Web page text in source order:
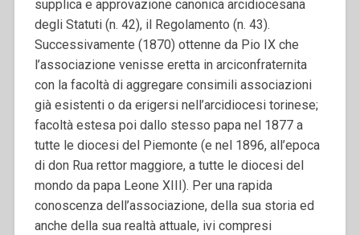
supplica e approvazione canonica arcidiocesana
degli Statuti (n. 42), il Regolamento (n. 43).
Successivamente (1870) ottenne da Pio IX che
l’associazione venisse eretta in arciconfraternita
con la facoltà di aggregare consimili associazioni
già esistenti o da erigersi nell’arcidiocesi torinese;
facoltà estesa poi dallo stesso papa nel 1877 a
tutte le diocesi del Piemonte (e nel 1896, all’epoca
di don Rua rettor maggiore, a tutte le diocesi del
mondo da papa Leone XIII). Per una rapida
conoscenza dell’associazione, della sua storia ed
anche della sua realtà attuale, ivi compresi